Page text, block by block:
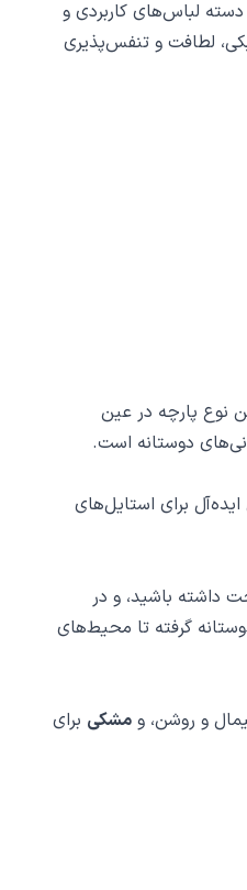
لباس‌های کاربردی و
لطافت و تنفس‌پذیری
نوع پارچه در عین
دوستانه است.
برای استایل‌های
داشته باشید، و در
گرفته تا محیط‌های
و روشن، و مشکی برای